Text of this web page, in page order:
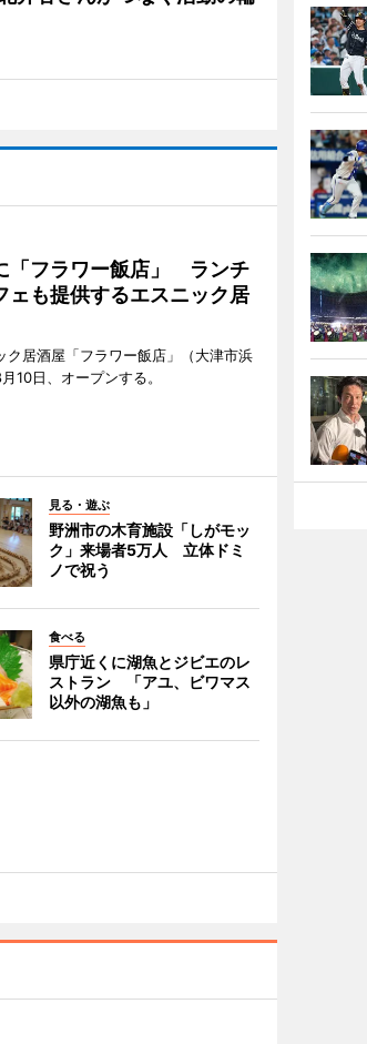
「フラワー飯店」 ランチ
ェも提供するエスニック居
ク居酒屋「フラワー飯店」（大津市浜
10日、オープンする。
見る・遊ぶ
野洲市の木育施設「しがモッ
ク」来場者5万人 立体ドミ
ノで祝う
食べる
県庁近くに湖魚とジビエのレ
ストラン 「アユ、ビワマス
以外の湖魚も」